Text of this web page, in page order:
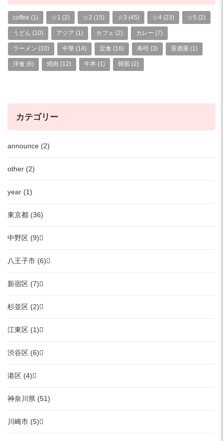
coffee (1) ☆1 (2) ☆2 (15) ☆3 (45) ☆4 (23) ☆5 (2)
うどん (10) アジア (1) カフェ (2) カレー (7)
ラーメン (10) 中華 (14) 定食 (16) 寿司 (3) 居酒屋 (1)
洋食 (6) 焼肉 (12) 牛丼 (1) 韓国 (2)
カテゴリー
announce (2)
other (2)
year (1)
東京都 (36)
中野区 (9)
八王子市 (6)
新宿区 (7)
杉並区 (2)
江東区 (1)
渋谷区 (6)
港区 (4)
神奈川県 (51)
川崎市 (5)